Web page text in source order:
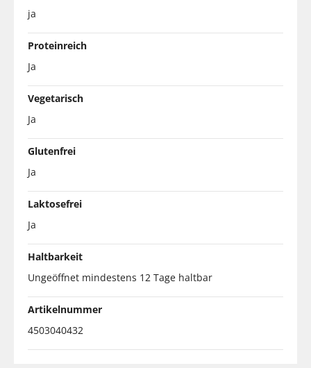
ja
Proteinreich
Ja
Vegetarisch
Ja
Glutenfrei
Ja
Laktosefrei
Ja
Haltbarkeit
Ungeöffnet mindestens 12 Tage haltbar
Artikelnummer
4503040432